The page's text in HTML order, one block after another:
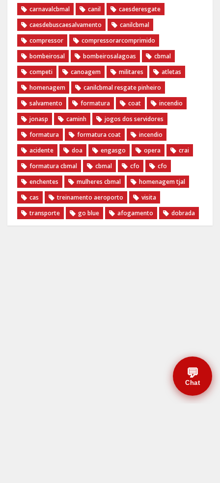
carnavalcbmal
canil
caesderesgate
caesdebuscaesalvamento
canilcbmal
compressor
compressorarcomprimido
bombeirosal
bombeirosalagoas
cbmal
competi
canoagem militares
atletas
homenagem
canilcbmal resgate pinheiro
salvamento
formatura coat
incendio
jonasp
caminh
jogos dos servidores
formatura
formatura coat
incendio
acidente
doa engasgo opera
crai
formatura cbmal
cbmal cfo
cfo
enchentes
mulheres cbmal
homenagem tjal
cas
treinamento aeroporto
visita
transporte
go blue afogamento dobrada
💬
Chat